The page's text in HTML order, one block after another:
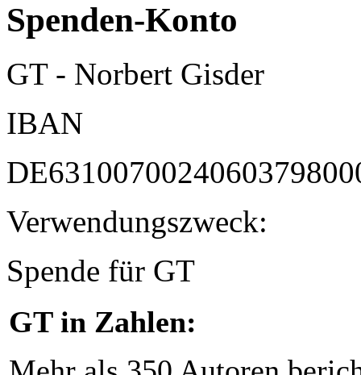
Spenden-Konto
GT - Norbert Gisder
IBAN
Verwendungszweck:
Spende für GT
GT in Zahlen: